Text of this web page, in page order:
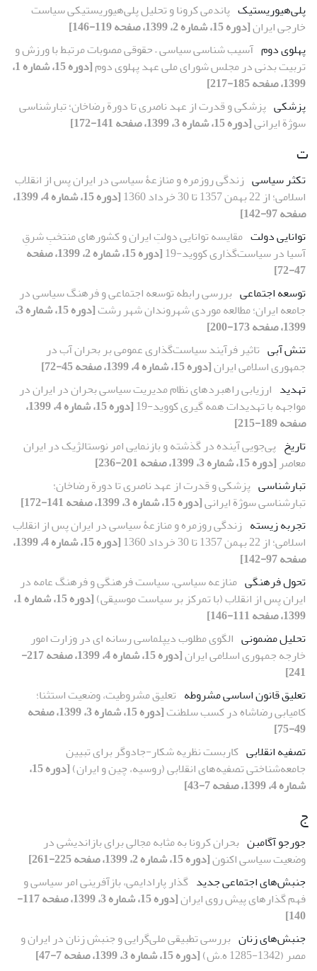
پلی‌هیوریستیک پاندمی کرونا و تحلیل پلی‌هیوریستیکی سیاست
خارجی ایران[دوره 15، شماره 2، 1399، صفحه 119-146]
پهلوی دوم آسیب شناسی سیاسی – حقوقی مصوبات مرتبط با ورزش و
تربیت بدنی در مجلس شورای ملی عهد پهلوی دوم
[دوره 15، شماره 1،
1399، صفحه 185-217]
پزشکی پزشکی و قدرت از عهد ناصری تا دورة رضاخان؛ تبارشناسی
سوژة ایرانی[دوره 15، شماره 3، 1399، صفحه 141-172]
ت
تکثر سیاسی زندگی روزمره و منازعۀ سیاسی در ایران پس از انقلاب
اسلامی؛ از 22 بهمن 1357 تا 30 خرداد 1360
[دوره 15، شماره 4، 1399،
صفحه 97-142]
توانایی دولت مقایسه توانایی دولتِ ایران و کشور‌های منتخبِ شرقِ
آسیا در سیاست‌گذاری کووید-19
[دوره 15، شماره 2، 1399، صفحه
47-72]
توسعه اجتماعی بررسی رابطه توسعه اجتماعی و فرهنگ سیاسی در
جامعه ایران؛ مطالعه موردی شهروندان شهر رشت
[دوره 15، شماره 3،
1399، صفحه 173-200]
تنش آبی تاثیر فرآیند سیاست‌گذاری عمومی بر بحران آب در
جمهوری اسلامی ایران[دوره 15، شماره 4، 1399، صفحه 45-72]
تهدید ارزیابی راهبردهای نظام مدیریت سیاسی بحران در ایران در
مواجهه با تهدیدات همه گیری کووید-19
[دوره 15، شماره 4، 1399،
صفحه 189-215]
تاریخ پی‌جویی آینده در گذشته و بازنمایی‌ امر نوستالژیک در ایران
معاصر [دوره 15، شماره 3، 1399، صفحه 201-236]
تبارشناسی پزشکی و قدرت از عهد ناصری تا دورة رضاخان؛
تبارشناسی سوژة ایرانی[دوره 15، شماره 3، 1399، صفحه 141-172]
تجربه زیسته زندگی روزمره و منازعۀ سیاسی در ایران پس از انقلاب
اسلامی؛ از 22 بهمن 1357 تا 30 خرداد 1360
[دوره 15، شماره 4، 1399،
صفحه 97-142]
تحول فرهنگی منازعه سیاسی، سیاست فرهنگی و فرهنگ عامه در
ایران پس از انقلاب (با تمرکز بر سیاست موسیقی)
[دوره 15، شماره 1،
1399، صفحه 111-146]
تحلیل مضمونی الگوی مطلوب دیپلماسی رسانه ای در وزارت امور
خارجه جمهوری اسلامی ایران
[دوره 15، شماره 4، 1399، صفحه 217-
241]
تعلیق قانون اساسی مشروطه تعلیق مشروطیت، وضعیت استثنا؛
کامیابی رضاشاه در کسب سلطنت
[دوره 15، شماره 3، 1399، صفحه
49-75]
تصفیه انقلابی کاربست نظریه شکار-جادوگر برای تبیین
جامعه‌شناختی تصفیه‌های انقلابی (روسیه، چین و ایران)
[دوره 15،
شماره 4، 1399، صفحه 7-43]
ج
جورجو آگامبن بحران کرونا به مثابه مجالی برای بازاندیشی در
وضعیت سیاسی اکنون[دوره 15، شماره 2، 1399، صفحه 225-261]
جنبش‌های اجتماعی جدید گذار پارادایمی، بازآفرینی امر سیاسی و
فهم گذارهای پیش روی ایران
[دوره 15، شماره 3، 1399، صفحه 117-
140]
جنبش‌های زنان بررسی تطبیقی ملی‌گرایی و جنبش زنان در ایران و
مصر (1342-1285 ه.ش)
[دوره 15، شماره 3، 1399، صفحه 7-47]